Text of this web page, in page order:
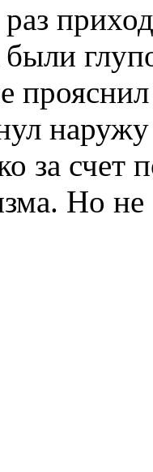
за счет
Но не